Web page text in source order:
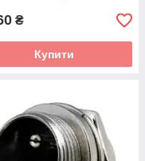
₴
Купити